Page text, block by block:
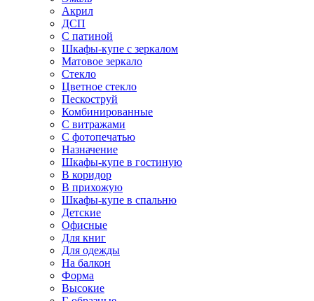
Акрил
ДСП
С патиной
Шкафы-купе с зеркалом
Матовое зеркало
Стекло
Цветное стекло
Пескоструй
Комбинированные
С витражами
С фотопечатью
Назначение
Шкафы-купе в гостиную
В коридор
В прихожую
Шкафы-купе в спальню
Детские
Офисные
Для книг
Для одежды
На балкон
Форма
Высокие